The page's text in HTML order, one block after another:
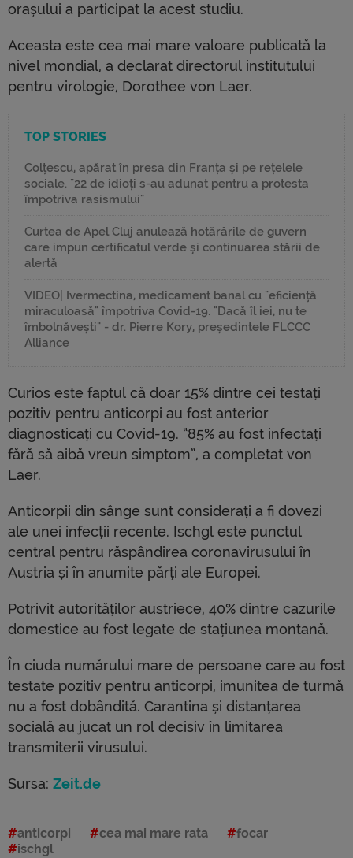
orașului a participat la acest studiu.
Aceasta este cea mai mare valoare publicată la
nivel mondial, a declarat directorul institutului
pentru virologie, Dorothee von Laer.
TOP STORIES
Colțescu, apărat în presa din Franța și pe rețelele
sociale. "22 de idioți s-au adunat pentru a protesta
împotriva rasismului"
Curtea de Apel Cluj anulează hotărârile de guvern
care impun certificatul verde și continuarea stării de
alertă
VIDEO| Ivermectina, medicament banal cu "eficiență
miraculoasă" împotriva Covid-19. "Dacă îl iei, nu te
îmbolnăvești" - dr. Pierre Kory, președintele FLCCC
Alliance
Curios este faptul că doar 15% dintre cei testați
pozitiv pentru anticorpi au fost anterior
diagnosticați cu Covid-19. “85% au fost infectați
fără să aibă vreun simptom”, a completat von
Laer.
Anticorpii din sânge sunt considerați a fi dovezi
ale unei infecții recente. Ischgl este punctul
central pentru răspândirea coronavirusului în
Austria și în anumite părți ale Europei.
Potrivit autorităților austriece, 40% dintre cazurile
domestice au fost legate de stațiunea montană.
În ciuda numărului mare de persoane care au fost
testate pozitiv pentru anticorpi, imunitea de turmă
nu a fost dobândită. Carantina și distanțarea
socială au jucat un rol decisiv în limitarea
transmiterii virusului.
Sursa: Zeit.de
anticorpi cea mai mare rata
focar
ischgl